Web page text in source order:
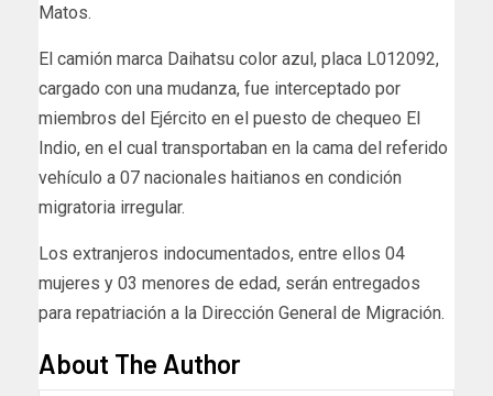
Matos.
El camión marca Daihatsu color azul, placa L012092,
cargado con una mudanza, fue interceptado por
miembros del Ejército en el puesto de chequeo El
Indio, en el cual transportaban en la cama del referido
vehículo a 07 nacionales haitianos en condición
migratoria irregular.
Los extranjeros indocumentados, entre ellos 04
mujeres y 03 menores de edad, serán entregados
para repatriación a la Dirección General de Migración.
About The Author